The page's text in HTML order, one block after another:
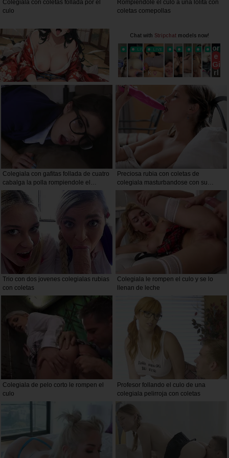
Colegiala con coletas follada por el
culo
Rompiendole el culo a una lolita con
coletas comepollas
Colegiala con gafitas follada de cuatro
cabalga la polla rompiendole el
chochete
Preciosa rubia con coletas de
colegiala masturbandose con su
consolador
Trio con dos jovenes colegialas rubias
con coletas
Colegiala le rompen el culo y se lo
llenan de leche
Colegiala de pelo corto le rompen el
culo
Profesor follando el culo de una
colegiala pelirroja con coletas